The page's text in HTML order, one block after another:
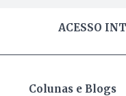
ACESSO
Colunas e Blogs